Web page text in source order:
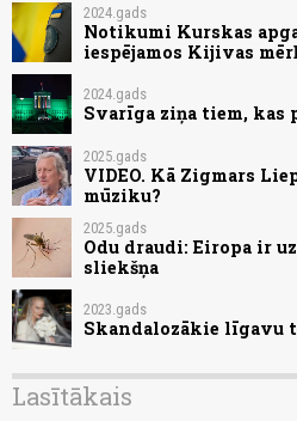
2024.gads
Notikumi Kurskas
iespējamos Kijivas
2024.gads
Svarīga ziņa tiem,
2025.gads
VIDEO. Kā Zigmars
mūziku?
2025.gads
Odu draudi: Eiropa ir
sliekšņa
2023.gads
Skandalozākie līgavu
Lasītākais